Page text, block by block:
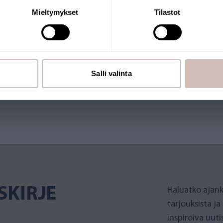
Mieltymykset Tilastot
Salli valinta
Verkkokauppaa pitää
Myös monilla
Haluatko
tarjouksista ja
inspiroiva